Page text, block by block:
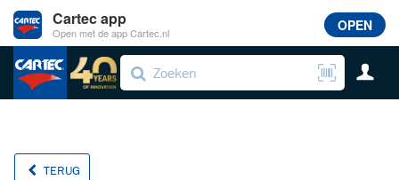
TERUG
Cartec app
Open met de app Cartec.nl OPEN